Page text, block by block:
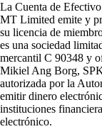
La Cuenta de
MT Limited emite y
su licencia de
es una sociedad
mercantil C 90348 y
Mikiel Ang Borg,
autorizada por la
emitir dinero
instituciones
electrónico.